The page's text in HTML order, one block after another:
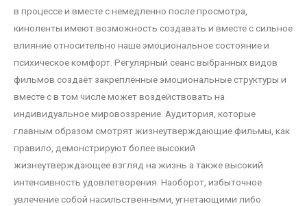
в процессе и вместе с немедленно после просмотра,
киноленты имеют возможность создавать и вместе с сильное
влияние относительно наше эмоциональное состояние и
психическое комфорт. Регулярный сеанс выбранных видов
фильмов создаёт закреплённые эмоциональные структуры и
вместе с в том числе может воздействовать на
индивидуальное мировоззрение. Аудитория, которые
главным образом смотрят жизнеутверждающие фильмы, как
правило, демонстрируют более высокий
жизнеутверждающее взгляд на жизнь а также высокий
интенсивность удовлетворения. Наоборот, избыточное
увлечение собой насильственными, угнетающими либо